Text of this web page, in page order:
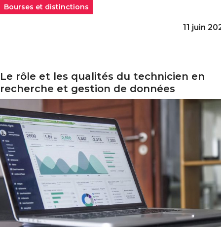
Bourses et distinctions
11 juin
Le rôle et les qualités du technicien en
recherche et gestion de données
rôle et les qualités du technicien en recherche et